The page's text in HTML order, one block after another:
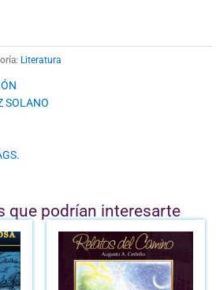
Literatura
SOLANO
que podrían interesarte